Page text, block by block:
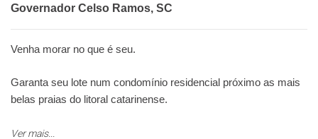
Governador Celso Ramos, SC
Venha morar no que é seu.
Garanta seu lote num condomínio residencial próximo as mais
belas praias do litoral catarinense.
Formado por apenas 20 unidades autônomas (lotes) a partir de
Ver mais...